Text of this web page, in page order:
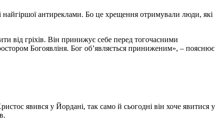
антиреклами. Бо це хрещення отримували люди, які
від гріхів. Він принижує себе перед тогочасними
Богоявліня. Бог об’являється приниженим», – пояснює
явився у Йордані, так само й сьогодні він хоче явитися у